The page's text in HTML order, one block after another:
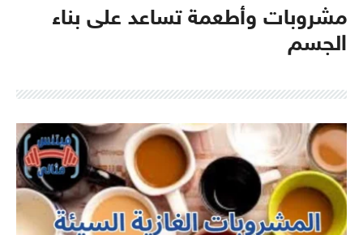
مشروبات وأطعمة تساعد على بناء
الجسم